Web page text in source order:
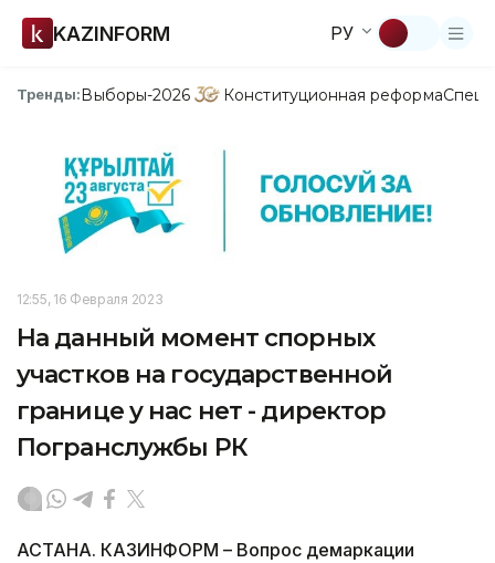
KAZINFORM РУ
Тренды:Выборы-2026 Конституционная реформа
12:55, 16 Февраля 2023
На данный момент спорных
участков на государственной
границе у нас нет - директор
Погранслужбы РК
АСТАНА. КАЗИНФОРМ – Вопрос демаркации